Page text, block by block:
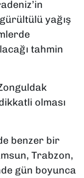
yağış
tahmin
olması
benzer bir
Trabzon,
gün boyunca